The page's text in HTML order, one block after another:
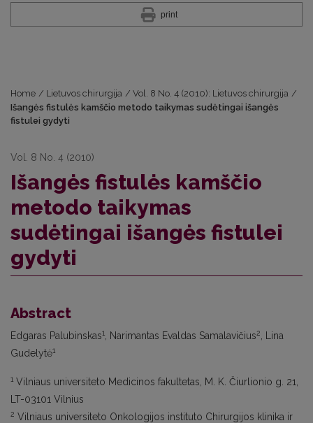
print
Home / Lietuvos chirurgija / Vol. 8 No. 4 (2010): Lietuvos chirurgija /
Išangės fistulės kamščio metodo taikymas sudėtingai išangės
fistulei gydyti
Vol. 8 No. 4 (2010)
Išangės fistulės kamščio
metodo taikymas
sudėtingai išangės fistulei
gydyti
Abstract
Edgaras Palubinskas1 , Narimantas Evaldas Samalavičius2
, Lina
Gudelytė1
1 Vilniaus universiteto Medicinos fakultetas, M. K. Čiurlionio g. 21,
LT-03101 Vilnius
2 Vilniaus universiteto Onkologijos instituto Chirurgijos klinika ir